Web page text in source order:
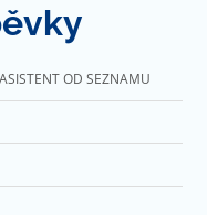
OD SEZNAMU